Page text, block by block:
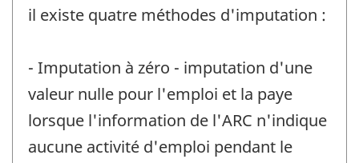
il existe quatre méthodes d'imputation :
- Imputation à zéro - imputation d'une
valeur nulle pour l'emploi et la paye
lorsque l'information de l'ARC n'indique
aucune activité d'emploi pendant le